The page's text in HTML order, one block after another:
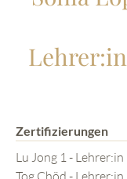
Zertifizierungen
Lu Jong 1 - Lehrer:in
Tog Chöd - Lehrer:in